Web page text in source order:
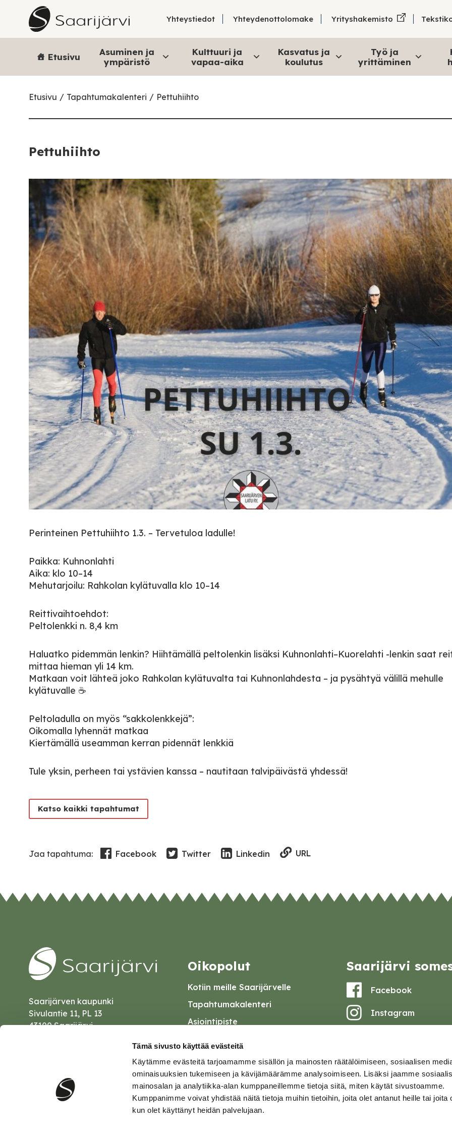
Tämä sivusto käyttää evästeitä
Käytämme evästeitä tarjoamamme sisällön ja mainosten räätälöimiseen, sosiaalisen
ominaisuuksien tukemiseen ja kävijämäärämme analysoimiseen. Lisäksi jaamme
mainosalan ja analytiikka-alan kumppaneillemme tietoja siitä, miten käytät sivustoamme.
Kumppanimme voivat yhdistää näitä tietoja muihin tietoihin, joita olet antanut heille tai joita
kun olet käyttänyt heidän palvelujaan.
Skip to content
Yhteystiedot Yhteydenottolomake Yrityshakemisto
Etusivu
Asuminen ja
ympäristö
Kulttuuri ja
vapaa-aika
Kasvatus ja
koulutus
Työ ja
yrittäminen
Etusivu Tapahtumakalenteri Pettuhiihto
Pettuhiihto
Perinteinen Pettuhiihto 1.3. – Tervetuloa ladulle!
Paikka: Kuhnonlahti
Aika: klo 10–14
Mehutarjoilu: Rahkolan kylätuvalla klo 10–14
Reittivaihtoehdot:
Peltolenkki n. 8,4 km
Haluatko pidemmän lenkin? Hiihtämällä peltolenkin lisäksi Kuhnonlahti–Kuorelahti -lenkin saat
mittaa hieman yli 14 km.
Matkaan voit lähteä joko Rahkolan kylätuvalta tai Kuhnonlahdesta – ja pysähtyä välillä mehulle
kylätuvalle ☕
Peltoladulla on myös “sakkolenkkejä”:
Oikomalla lyhennät matkaa
Kiertämällä useamman kerran pidennät lenkkiä
Tule yksin, perheen tai ystävien kanssa – nautitaan talvipäivästä yhdessä!
Katso kaikki tapahtumat
Jaa tapahtuma: Facebook Twitter Linkedin URL
Saarijärven kaupunki
Sivulantie 11, PL 13
43100 Saarijärvi
Oikopolut
Kotiin meille Saarijärvelle
Tapahtumakalenteri
Asiointipiste
Palautelomake
Saavutettavuusseloste
Tietosuoja
Saarijärvi
Facebook
Instagram